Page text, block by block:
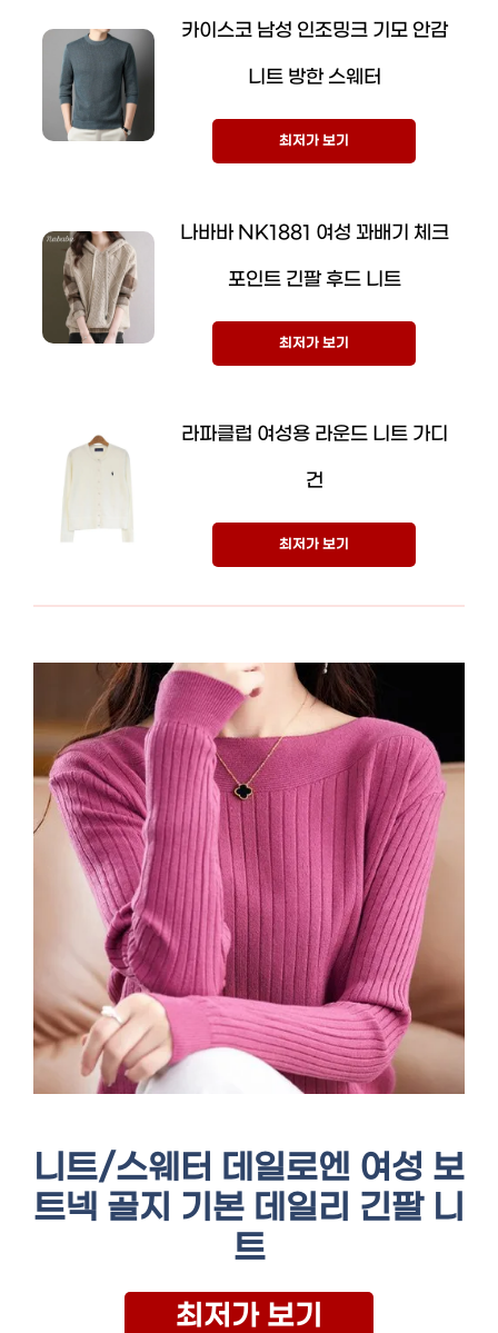
카이스코 남성 인조밍크 기모 안감
니트 방한 스웨터
최저가 보기
나바바 NK1881 여성 꽈배기 체크
포인트 긴팔 후드 니트
최저가 보기
라파클럽 여성용 라운드 니트 가디
건
최저가 보기
니트/스웨터 데일로엔 여성 보
트넥 골지 기본 데일리 긴팔 니
트
최저가 보기